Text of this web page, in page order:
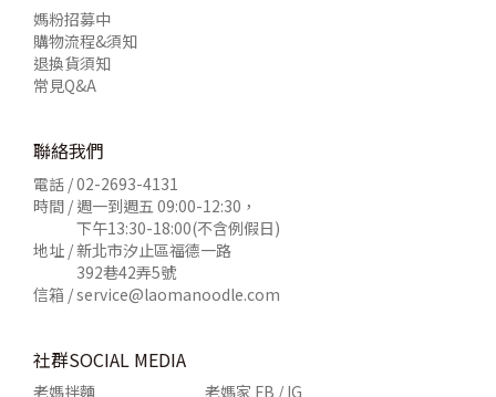
媽粉招募中
購物流程&須知
退換貨須知
常見Q&A
聯絡我們
電話 /02-2693-4131
時間 / 週一到週五 09:00-12:30，
下午13:30-18:00(不含例假日)
地址 / 新北市汐止區福德一路
392巷42弄5號
信箱 /service@laomanoodle.com
社群SOCIAL MEDIA
老媽拌麵 老媽家 FB / IG